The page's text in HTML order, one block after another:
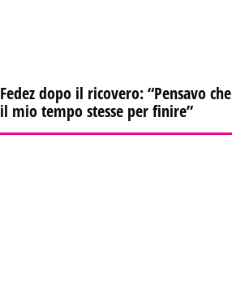
Fedez dopo il ricovero: “Pensavo che
il mio tempo stesse per finire”